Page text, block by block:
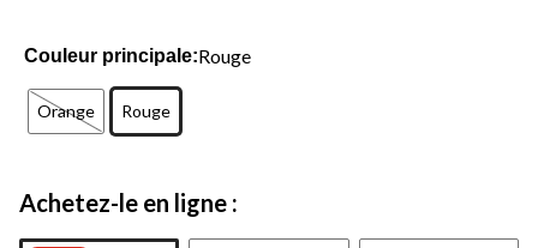
Couleur principale:Rouge
Orange Rouge
Achetez-le en ligne :